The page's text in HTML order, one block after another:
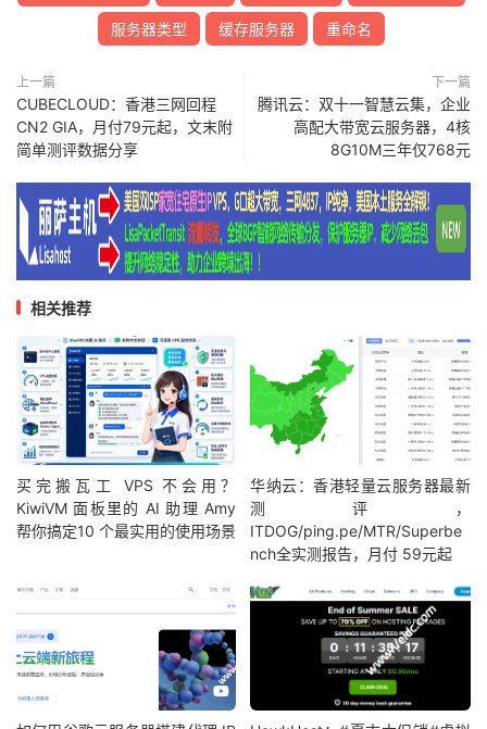
服务器类型 缓存服务器 重命名
上一篇
CUBECLOUD：香港三网回程
CN2 GIA，月付79元起，文末附
简单测评数据分享
下一篇
腾讯云：双十一智慧云集，企业
高配大带宽云服务器，4核
8G10M三年仅768元
相关推荐
买完搬瓦工 VPS 不会用？
KiwiVM 面板里的 AI 助理 Amy
帮你搞定10 个最实用的使用场景
华纳云：香港轻量云服务器最新
测评，
ITDOG/ping.pe/MTR/Superbe
nch全实测报告，月付 59元起